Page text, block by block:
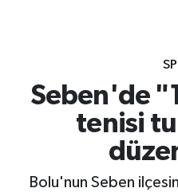
Seben'de
tenisi
Bolu'nun Seben